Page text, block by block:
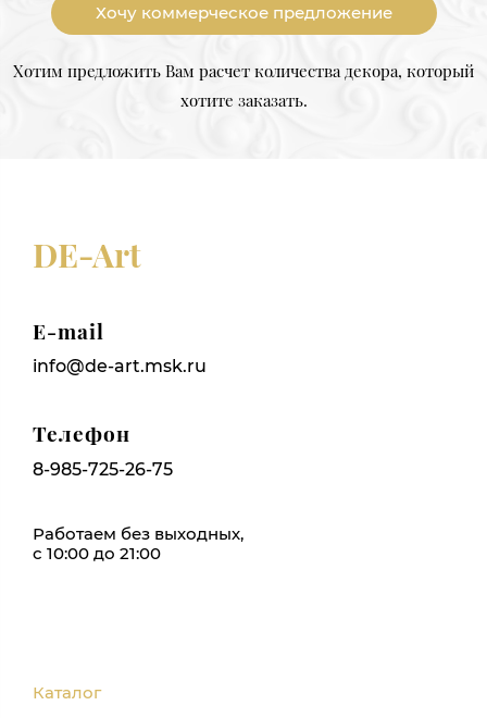
Хочу коммерческое предложение
Хотим предложить Вам расчет количества декора, который
хотите заказать.
DE-Art
E-mail
info@de-art.msk.ru
Телефон
8-985-725-26-75
Работаем без выходных,
с 10:00 до 21:00
Каталог